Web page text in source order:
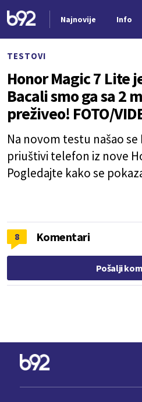
Najnovije Info
TESTOVI
Honor Magic 7 Lite
Bacali smo ga sa 2
preživeo! FOTO/
Na novom testu našao
priuštivi telefon iz nove
Pogledajte kako se
8 Komentari
Pošalji